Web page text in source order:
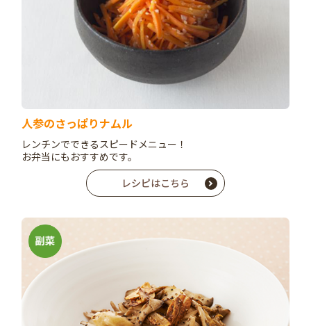
人参のさっぱりナムル
レンチンでできるスピードメニュー！
お弁当にもおすすめです。
レシピはこちら